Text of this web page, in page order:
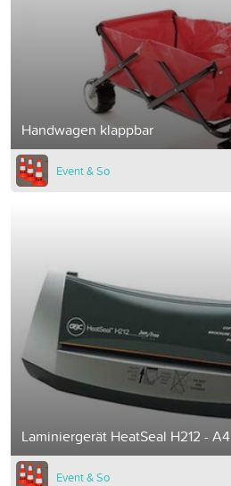
Handwagen klappbar
Event & So
Laminiergerät HeatSeal H212 - A4
Event & So